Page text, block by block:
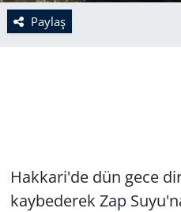
Paylaş
Hakkari'de dün gece
kaybederek Zap